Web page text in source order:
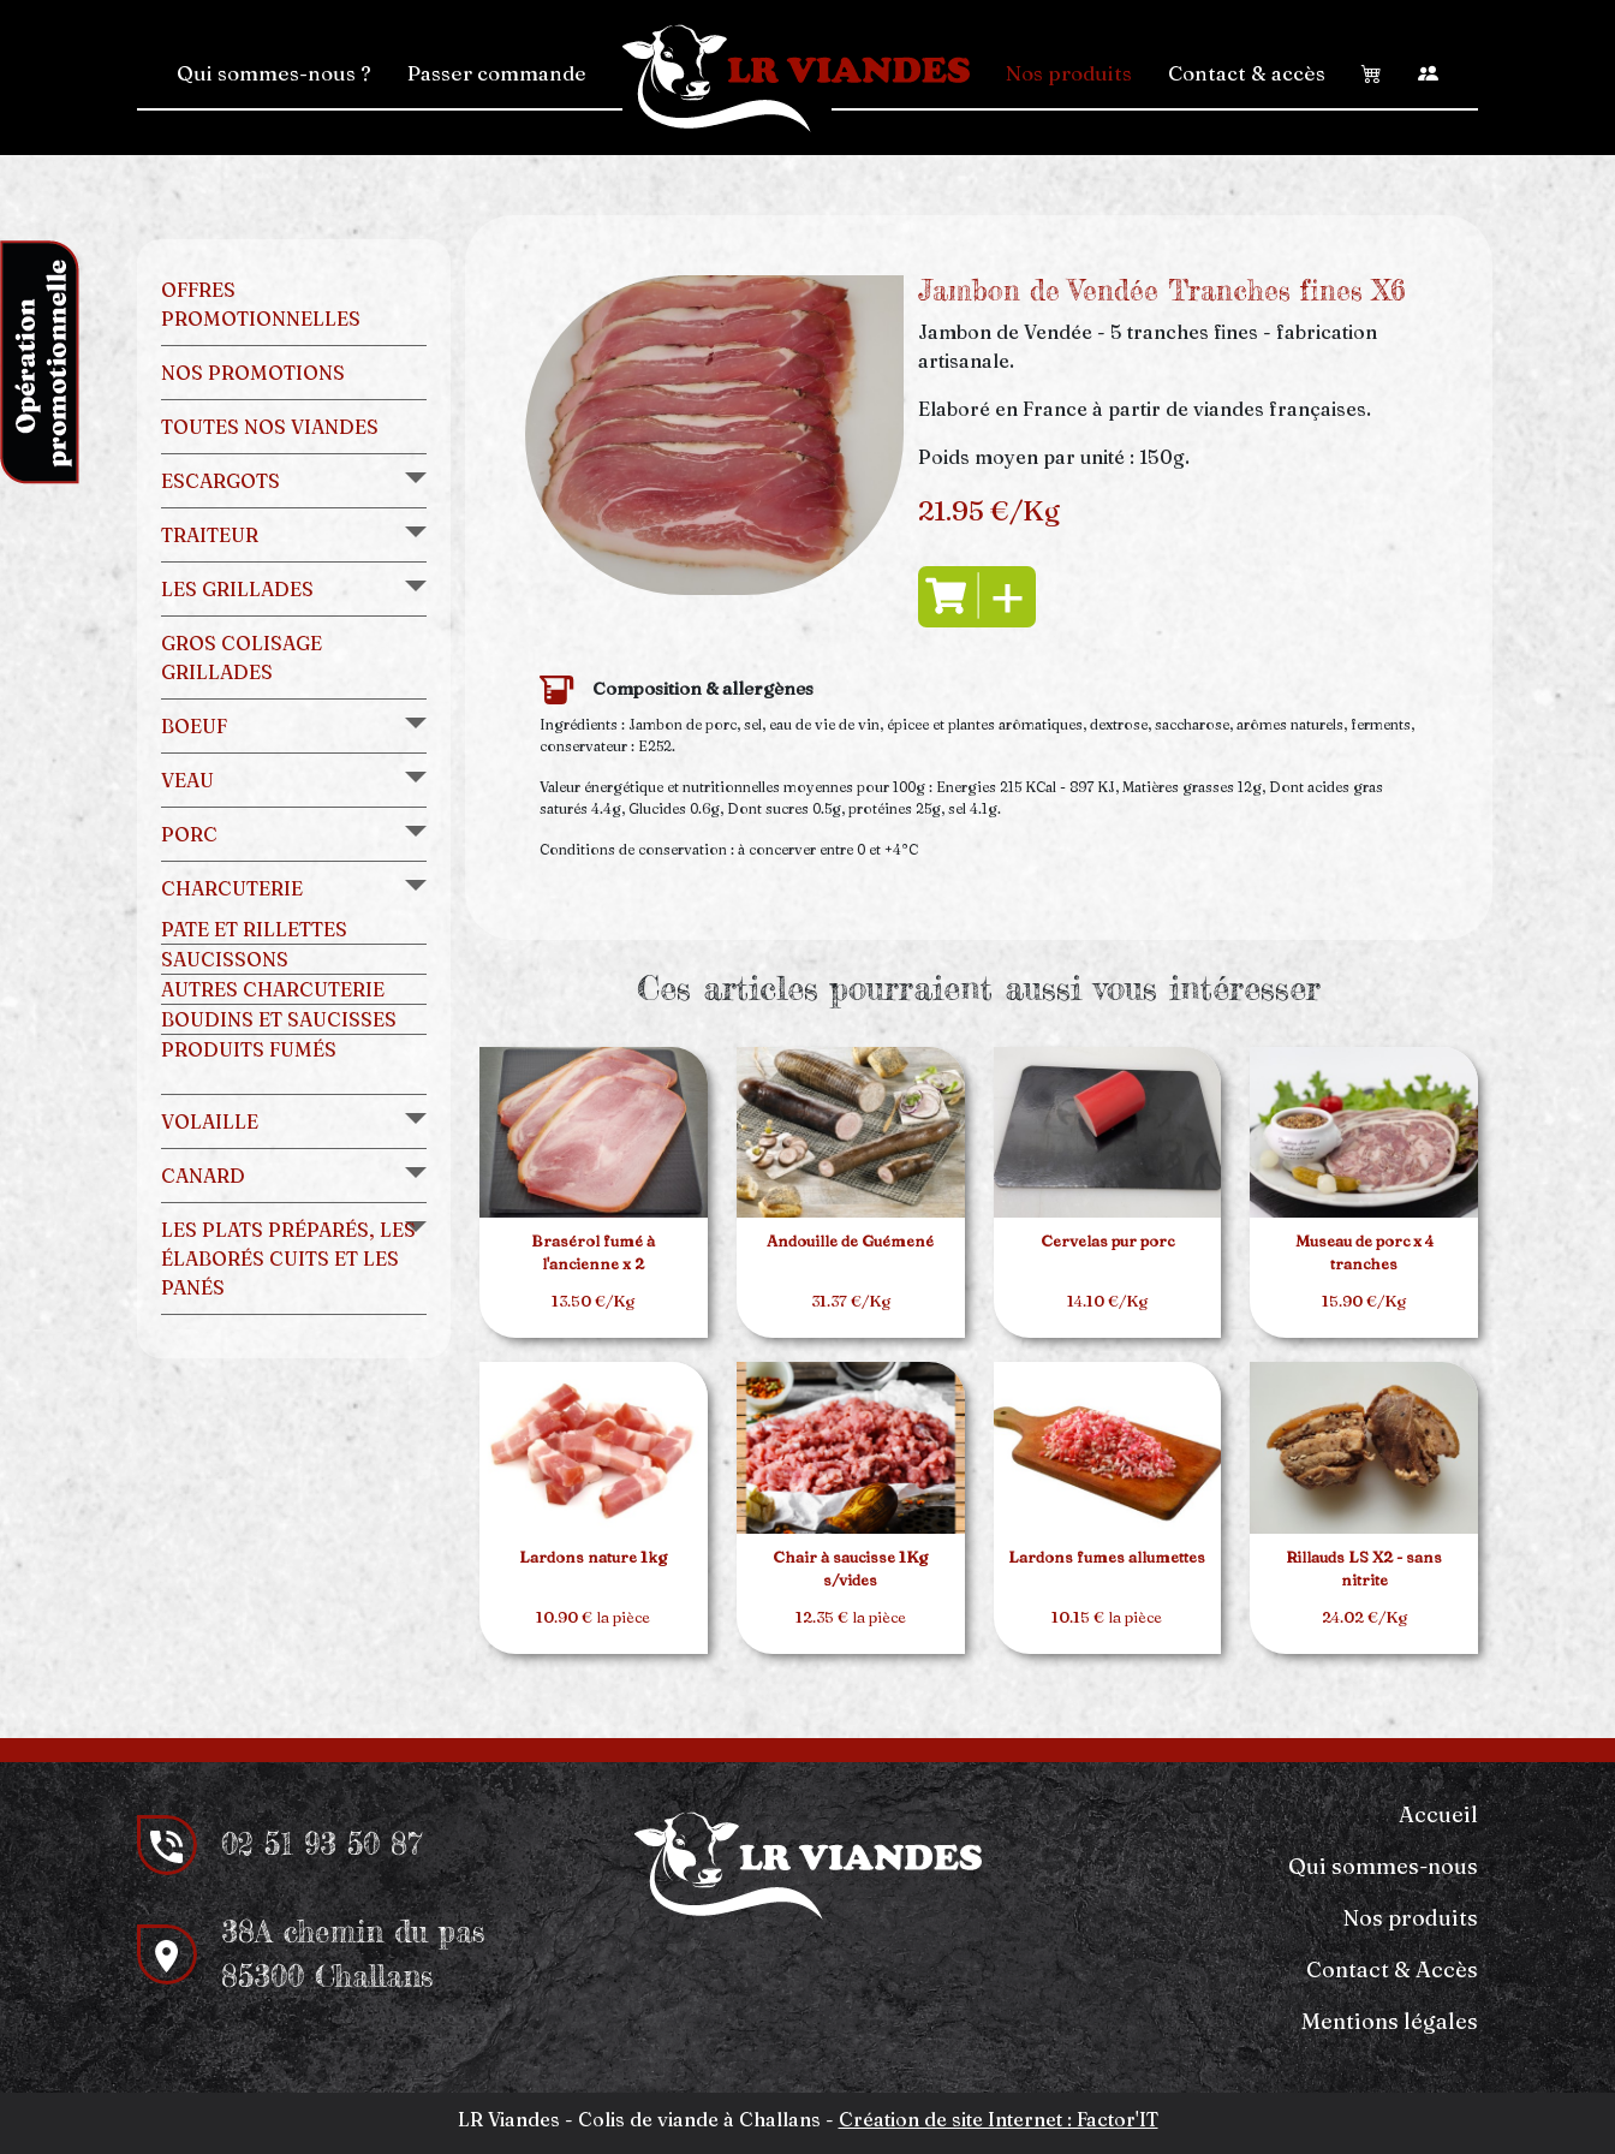
Qui sommes-nous ? Passer commande Nos produits Contact & accès
OFFRES
PROMOTIONNELLES
NOS PROMOTIONS
TOUTES NOS VIANDES
ESCARGOTS
TRAITEUR
LES GRILLADES
GROS COLISAGE
GRILLADES
BOEUF
VEAU
PORC
CHARCUTERIE
PATE ET RILLETTES
SAUCISSONS
AUTRES CHARCUTERIE
BOUDINS ET SAUCISSES
PRODUITS FUMÉS
VOLAILLE
CANARD
LES PLATS PRÉPARÉS, LES
ÉLABORÉS CUITS ET LES
PANÉS
Jambon de Vendée Tranches fines X6
Jambon de Vendée - 5 tranches fines - fabrication
artisanale.
Elaboré en France à partir de viandes françaises.
Poids moyen par unité : 150g.
21.95 €/Kg
Composition & allergènes
Ingrédients : Jambon de porc, sel, eau de vie de vin, épicee et plantes arômatiques, dextrose, saccharose, arômes naturels, ferments,
conservateur : E252.
Valeur énergétique et nutritionnelles moyennes pour 100g : Energies 215 KCal - 897 KJ, Matières grasses 12g, Dont acides gras
saturés 4.4g, Glucides 0.6g, Dont sucres 0.5g, protéines 25g, sel 4.1g.
Conditions de conservation : à concerver entre 0 et +4°C
Ces articles pourraient aussi vous intéresser
Brasérol fumé à
l'ancienne x 2
13.50 €/Kg
Andouille de Guémené
31.37 €/Kg
Cervelas pur porc
14.10 €/Kg
Museau de porc x 4
tranches
15.90 €/Kg
Lardons nature 1kg
10.90 € la pièce
Chair à saucisse 1Kg
s/vides
12.35 € la pièce
Lardons fumes allumettes
10.15 € la pièce
Rillauds LS X2 - sans
nitrite
24.02 €/Kg
02 51 93 50 87
38A chemin du pas
85300 Challans
Accueil
Qui sommes-nous
Nos produits
Contact & Accès
Mentions légales
LR Viandes - Colis de viande à Challans - Création de site Internet : Factor'IT